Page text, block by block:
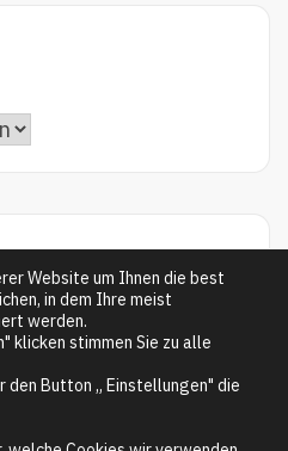
Website um Ihnen die best
in dem Ihre meist
werden.
klicken stimmen Sie zu alle
den Button „ Einstellungen" die